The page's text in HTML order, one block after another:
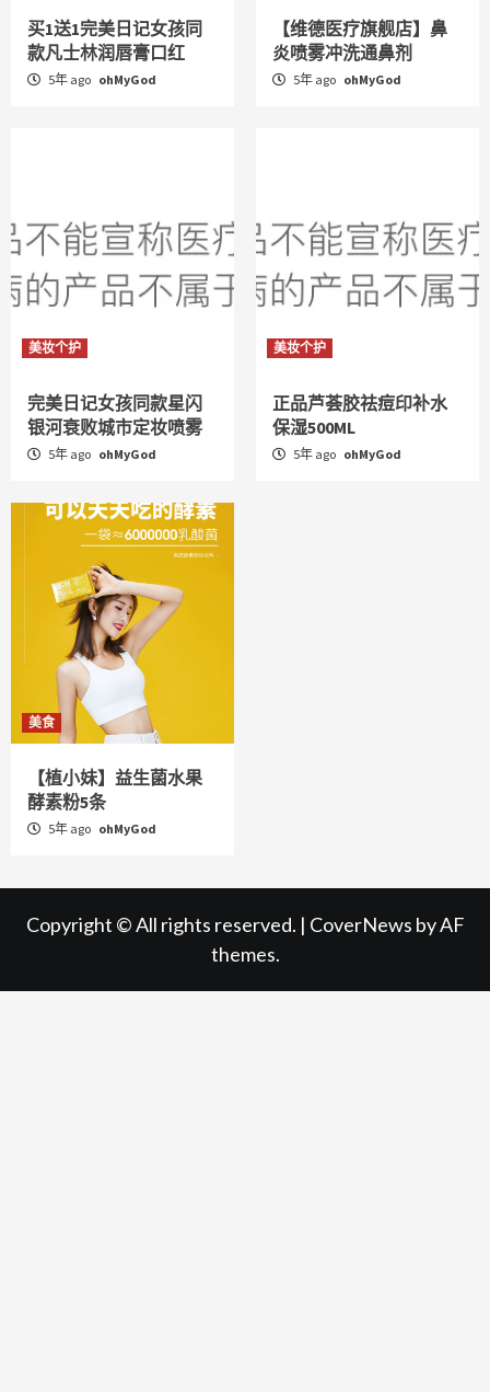
买1送1完美日记女孩同
款凡士林润唇膏口红
5年 ago ohMyGod
【维德医疗旗舰店】鼻
炎喷雾冲洗通鼻剂
5年 ago ohMyGod
美妆个护
完美日记女孩同款星闪
银河衰败城市定妆喷雾
5年 ago ohMyGod
美妆个护
正品芦荟胶祛痘印补水
保湿500ML
5年 ago ohMyGod
美食
【植小妹】益生菌水果
酵素粉5条
5年 ago ohMyGod
Copyright © All rights reserved. | CoverNews by AF
themes.